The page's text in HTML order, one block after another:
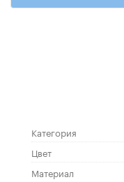
Категория
Цвет
Материал